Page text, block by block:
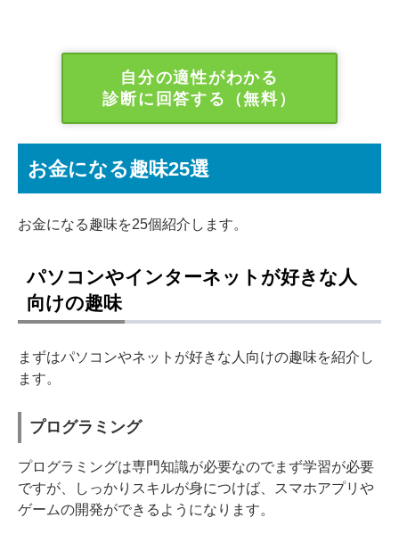
自分の適性がわかる
診断に回答する（無料）
お金になる趣味25選
お金になる趣味を25個紹介します。
パソコンやインターネットが好きな人
向けの趣味
まずはパソコンやネットが好きな人向けの趣味を紹介し
ます。
プログラミング
プログラミングは専門知識が必要なのでまず学習が必要
ですが、しっかりスキルが身につけば、スマホアプリや
ゲームの開発ができるようになります。